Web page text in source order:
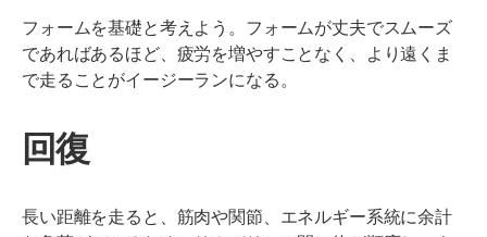
フォームを基礎と考えよう。フォームが丈夫でスムーズ
であればあるほど、疲労を増やすことなく、より遠くま
で走ることがイージーランになる。
回復
長い距離を走ると、筋肉や関節、エネルギー系統に余計